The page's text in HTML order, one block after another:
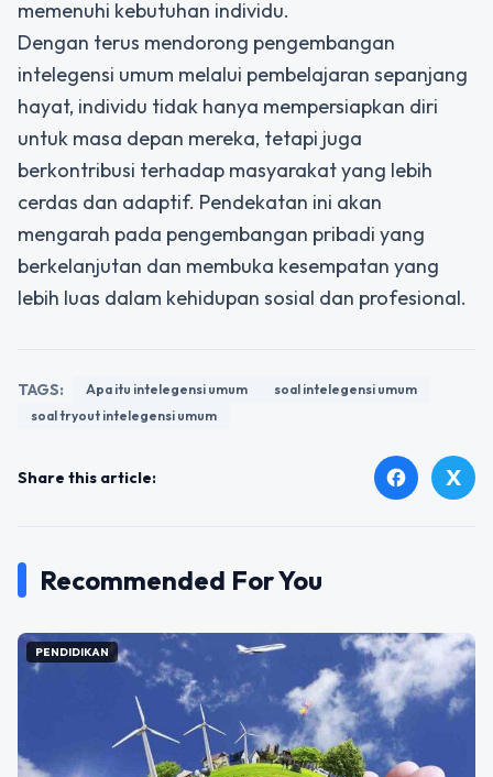
memenuhi kebutuhan individu.
Dengan terus mendorong pengembangan
intelegensi umum melalui pembelajaran sepanjang
hayat, individu tidak hanya mempersiapkan diri
untuk masa depan mereka, tetapi juga
berkontribusi terhadap masyarakat yang lebih
cerdas dan adaptif. Pendekatan ini akan
mengarah pada pengembangan pribadi yang
berkelanjutan dan membuka kesempatan yang
lebih luas dalam kehidupan sosial dan profesional.
TAGS: Apa itu intelegensi umum
soal intelegensi umum
soal tryout intelegensi umum
Share this article: facebook X
Recommended For You
PENDIDIKAN